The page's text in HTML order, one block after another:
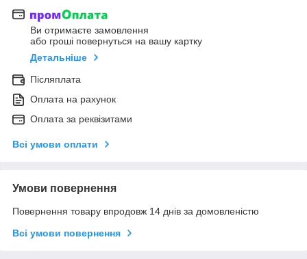
Ви отримаєте замовлення
або гроші повернуться на вашу картку
Детальніше
Післяплата
Оплата на рахунок
Оплата за реквізитами
Всі умови оплати
Умови повернення
Повернення товару впродовж 14 днів за домовленістю
Всі умови повернення